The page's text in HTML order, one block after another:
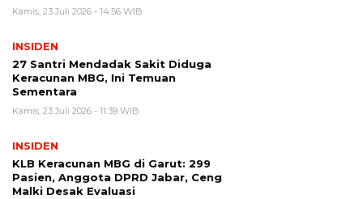
Kamis, 23 Juli 2026 - 14:56 WIB
INSIDEN
27 Santri Mendadak Sakit Diduga
Keracunan MBG, Ini Temuan
Sementara
Kamis, 23 Juli 2026 - 11:39 WIB
INSIDEN
KLB Keracunan MBG di Garut: 299
Pasien, Anggota DPRD Jabar, Ceng
Malki Desak Evaluasi